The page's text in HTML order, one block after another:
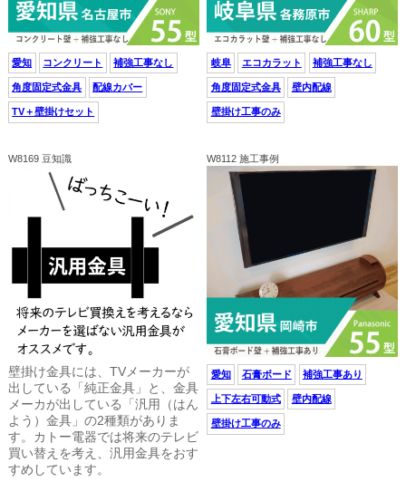
愛知 コンクリート 補強工事なし
角度固定式金具 配線カバー
TV＋壁掛けセット
岐阜 エコカラット 補強工事なし
角度固定式金具 壁内配線
壁掛け工事のみ
W8169 豆知識
壁掛け金具には、TVメーカーが
出している「純正金具」と、金具
メーカが出している「汎用（はん
よう）金具」の2種類がありま
す。カトー電器では将来のテレビ
買い替えを考え、汎用金具をおす
すめしています。
W8112 施工事例
愛知 石膏ボード 補強工事あり
上下左右可動式 壁内配線
壁掛け工事のみ